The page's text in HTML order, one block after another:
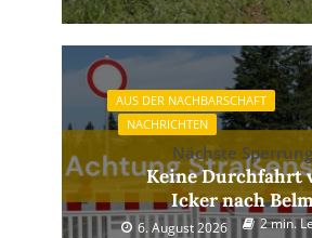
AUS DER NACHBARSCHAFT
NACHRICHTEN
Nächste Sperrung
Keine Durchfahrt
Icker nach
6. August 2026 2 min.